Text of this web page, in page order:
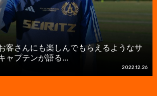
客さんにも楽しんでもらえるようなサ
ャプテンが語る...
2022.12.26